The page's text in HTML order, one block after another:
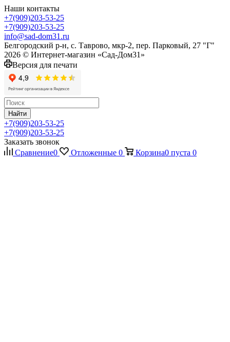
Наши контакты
+7(909)203-53-25
+7(909)203-53-25
info@sad-dom31.ru
Белгородский р-н, с. Таврово, мкр-2, пер. Парковый, 27 "Г"
2026 © Интернет-магазин «Сад-Дом31»
Версия для печати
Найти
+7(909)203-53-25
+7(909)203-53-25
Заказать звонок
Сравнение0 Отложенные 0 Корзина0 пуста 0